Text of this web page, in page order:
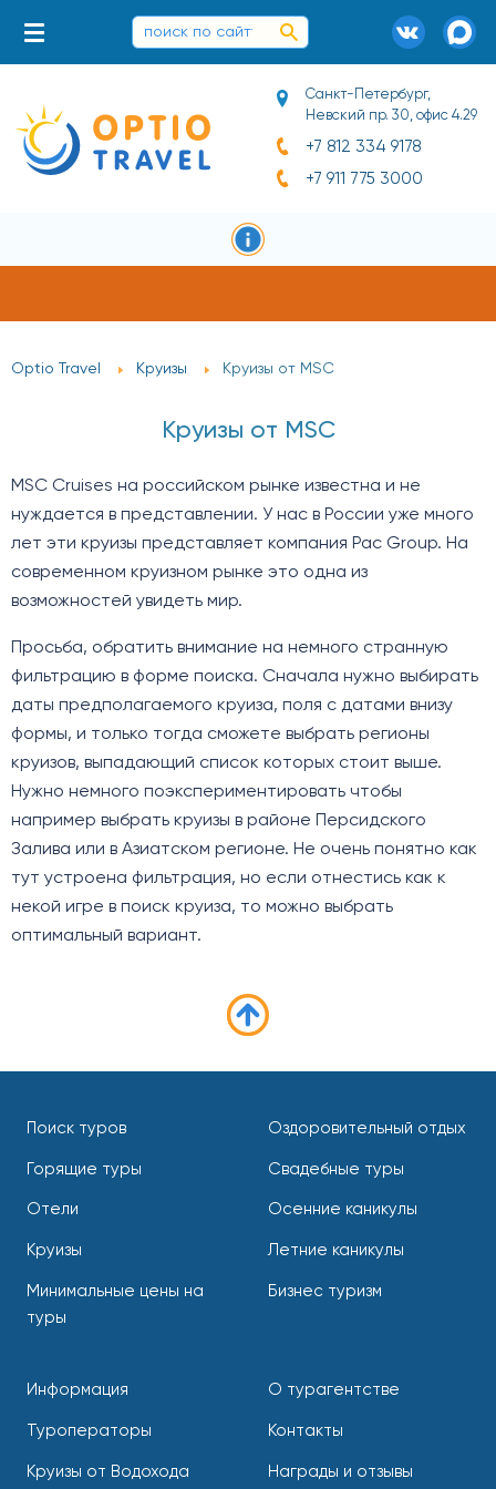
Санкт-Петербург,
Невский пр. 30, офис 4.29
+7 812 334 9178
+7 911 775 3000
Optio Travel Круизы Круизы от MSC
Круизы от MSC
MSC Cruises на российском рынке известна и не
нуждается в представлении. У нас в России уже много
лет эти круизы представляет компания Pac Group. На
современном круизном рынке это одна из
возможностей увидеть мир.
Просьба, обратить внимание на немного странную
фильтрацию в форме поиска. Сначала нужно выбирать
даты предполагаемого круиза, поля с датами внизу
формы, и только тогда сможете выбрать регионы
круизов, выпадающий список которых стоит выше.
Нужно немного поэкспериментировать чтобы
например выбрать круизы в районе Персидского
Залива или в Азиатском регионе. Не очень понятно как
тут устроена фильтрация, но если отнестись как к
некой игре в поиск круиза, то можно выбрать
оптимальный вариант.
Поиск туров
Горящие туры
Отели
Круизы
Минимальные цены на
туры
Оздоровительный отдых
Свадебные туры
Осенние каникулы
Летние каникулы
Бизнес туризм
Информация
Туроператоры
Круизы от Водохода
О турагентстве
Контакты
Награды и отзывы